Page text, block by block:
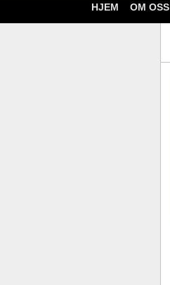
HJEM OM OSS